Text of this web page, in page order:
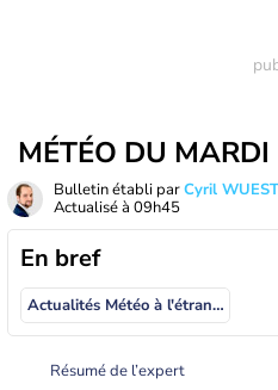
MÉTÉO DU
Bulletin établi parCyril WUEST
Actualisé à 09h45
En bref
Actualités Météo à l'étranger
Résumé de l’expert